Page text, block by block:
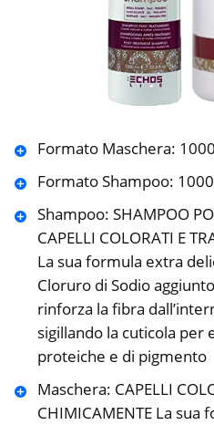
Formato Maschera:
Formato Shampoo:
Shampoo: SHAMPOO
CAPELLI COLORATI E
La sua formula extra
Cloruro di Sodio
rinforza la fibra
sigillando la cuticola per
proteiche e di pigmento
Maschera: CAPELLI
CHIMICAMENTE La